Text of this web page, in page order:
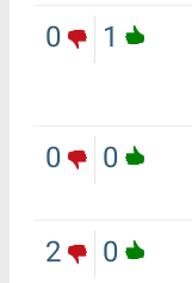
1
0
0
0
0
2